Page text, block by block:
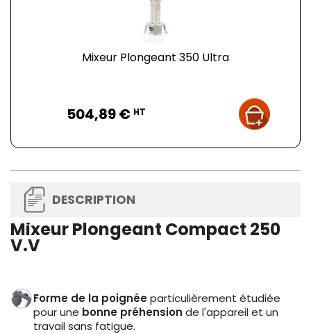
Mixeur Plongeant 350 Ultra
504,89 € HT
DESCRIPTION
Mixeur Plongeant Compact 250
V.V
Forme de la poignéeparticulièrement étudiée
pour une bonne préhension de l'appareil et un
travail sans fatigue.